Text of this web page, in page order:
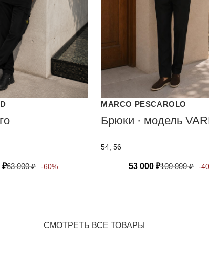
₽63 000₽ -60%
MARCO PESCAROLO
Брюки · модель
54, 56
53 000₽100 000₽ -
СМОТРЕТЬ ВСЕ ТОВАРЫ